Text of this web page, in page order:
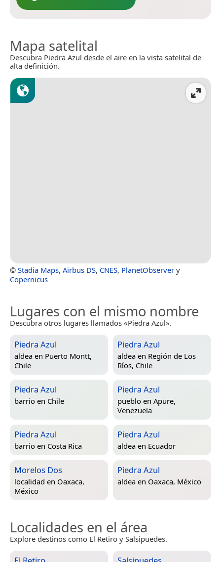
Mapa satelital
Descubra Piedra Azul desde el aire en la vista satelital de
alta definición.
© Stadia Maps, Airbus DS, CNES, PlanetObserver y
Copernicus
Lugares con el mismo nombre
Descubra otros lugares llamados «Piedra Azul».
Piedra Azul
aldea en Puerto Montt,
Chile
Piedra Azul
aldea en Región de Los
Ríos, Chile
Piedra Azul
barrio en Chile
Piedra Azul
pueblo en Apure,
Venezuela
Piedra Azul
barrio en Costa Rica
Piedra Azul
aldea en Ecuador
Morelos Dos
localidad en Oaxaca,
México
Piedra Azul
aldea en Oaxaca, México
Localidades en el área
Explore destinos como El Retiro y Salsipuedes.